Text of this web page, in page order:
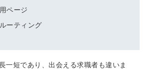
ページ
ーティング
一短であり、出会える求職者も違いま